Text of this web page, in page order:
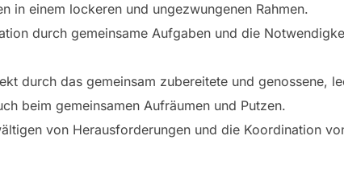
in einem lockeren und ungezwungenen Rahmen.
durch gemeinsame Aufgaben und die
durch das gemeinsam zubereitete und genossene,
beim gemeinsamen Aufräumen und Putzen.
von Herausforderungen und die Koordination